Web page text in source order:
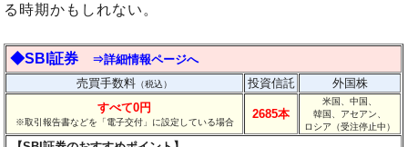
る時期かもしれない。
◆SBI証券
⇒詳細情報ページへ
売買手数料 （税込） 投資信託
外国株
すべて0円
※取引報告書などを「電子交付」に設定している場合
2685本
米国、中国、
韓国、アセアン、
ロシア（受注停止中）